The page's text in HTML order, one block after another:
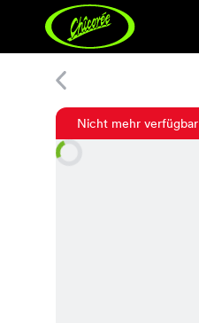
Nicht mehr verfügbar